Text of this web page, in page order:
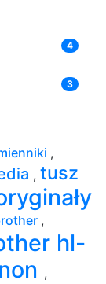
4
3
,
, tusz
,
hl-
,